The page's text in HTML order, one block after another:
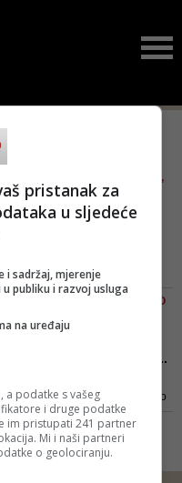
VIDEOI/ PODIJELILE PUBLIKU,
PA SE POSVAĐALE S
MARTINOM TOMČIĆ
Ljubuškog 'poko...
"Zlatne dame" ponovno su
Svima, osim jednoj članici žirija
MARTINA TOMČIĆ OTVORENO
'Supertalent' bez dlake n...
"nema dlake na jeziku", drugi dio
podržava to što direktno i bez
kompromisa komentira nastupe
pristanak za
u sljedeće
i sadržaj, mjerenje
publiku i razvoj usluga
na uređaju
a podatke s vašeg
i druge podatke
im pristupati 241 partner
Mi i naši partneri
o geolociranju.